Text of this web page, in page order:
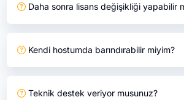
Daha sonra lisans değişikliği yapabilir
Kendi hostumda barındırabilir miyim?
Teknik destek veriyor musunuz?